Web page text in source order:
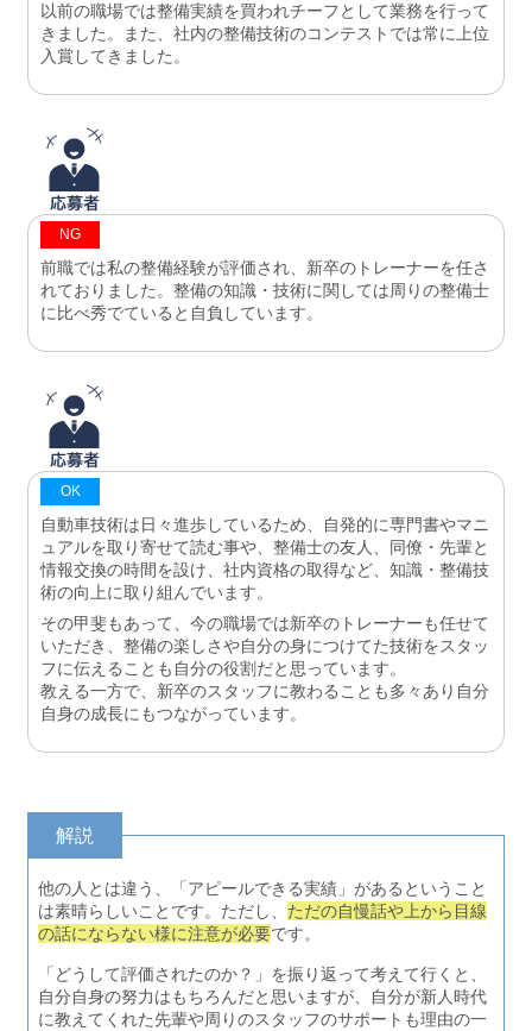
以前の職場では整備実績を買われチーフとして業務を行って
きました。また、社内の整備技術のコンテストでは常に上位
入賞してきました。
NG
前職では私の整備経験が評価され、新卒のトレーナーを任さ
れておりました。整備の知識・技術に関しては周りの整備士
に比べ秀でていると自負しています。
OK
自動車技術は日々進歩しているため、自発的に専門書やマニ
ュアルを取り寄せて読む事や、整備士の友人、同僚・先輩と
情報交換の時間を設け、社内資格の取得など、知識・整備技
術の向上に取り組んでいます。
その甲斐もあって、今の職場では新卒のトレーナーも任せて
いただき、整備の楽しさや自分の身につけてた技術をスタッ
フに伝えることも自分の役割だと思っています。
教える一方で、新卒のスタッフに教わることも多々あり自分
自身の成長にもつながっています。
解説
他の人とは違う、「アピールできる実績」があるということ
は素晴らしいことです。ただし、 ただの自慢話や上から目線
の話にならない様に注意が必要です。
「どうして評価されたのか？」を振り返って考えて行くと、
自分自身の努力はもちろんだと思いますが、自分が新人時代
に教えてくれた先輩や周りのスタッフのサポートも理由の一